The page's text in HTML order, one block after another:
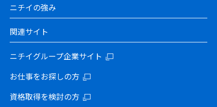
ニチイの強み
関連サイト
ニチイグループ企業サイト
お仕事をお探しの方
資格取得を検討の方